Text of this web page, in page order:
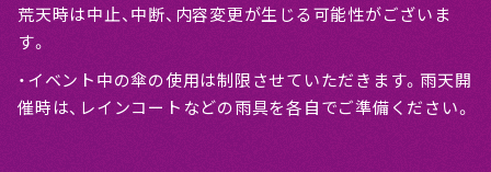
荒天時は中止、中断、内容変更が生じる可能性がございま
す。
・イベント中の傘の使用は制限させていただきます。雨天開
催時は、レインコートなどの雨具を各自でご準備ください。